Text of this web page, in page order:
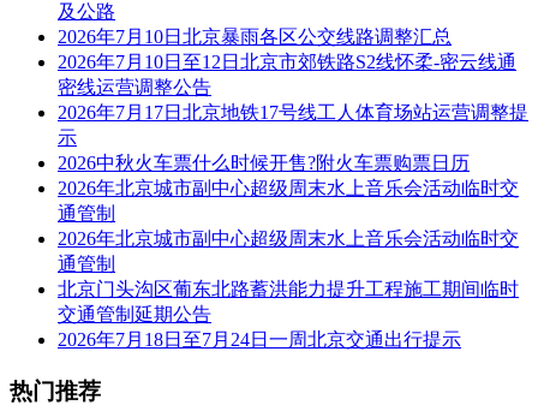
及公路
2026年7月10日北京暴雨各区公交线路调整汇总
2026年7月10日至12日北京市郊铁路S2线怀柔-密云线通
密线运营调整公告
2026年7月17日北京地铁17号线工人体育场站运营调整提
示
2026中秋火车票什么时候开售?附火车票购票日历
2026年北京城市副中心超级周末水上音乐会活动临时交
通管制
2026年北京城市副中心超级周末水上音乐会活动临时交
通管制
北京门头沟区葡东北路蓄洪能力提升工程施工期间临时
交通管制延期公告
2026年7月18日至7月24日一周北京交通出行提示
热门推荐